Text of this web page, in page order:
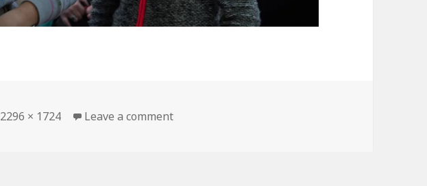
Volledige
2296 × 1724 Leave a comment